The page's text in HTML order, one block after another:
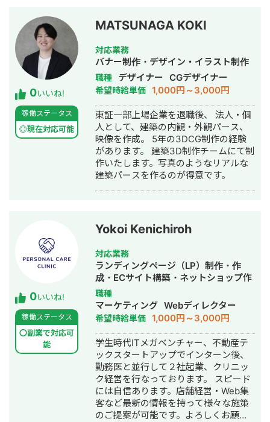
る編集力を磨いています。 ▷ 実績（一
部抜粋） ・AI活用により、SEO記事の
制作時間を1/3に短縮 ・WordPress入
稿作業80%削減 ・2社様のSEO記事作
成プロンプトを設計 ・運営ブログ：初
月CVR2.17%、現在も2%以上を維持中
・記事累計1,000本以上執筆 ・
TikTok280万再生のクリエイターとチ
ーム制作
0いいね!
稼働ステータス
◎現在対応可能
MATSUNAGA KOKI
対応業務
バナー制作・デザイン・イラスト制作
職種 デザイナー CGデザイナー
希望時給単価 1,000円～3,000円
東証一部上場企業を退職後、 法人・個
人として、建築の内観・外観パース、
映像を作成。 5年の3DCG制作の経験
があります。 建築3D制作チームにて制
作いたします。写真のようなリアルな
建築パースを作るのが得意です。
0いいね!
稼働ステータス
〇副業で対応可
能
Yokoi Kenichiroh
対応業務
ランディングページ（LP）制作・作
成・ECサイト構築・ネットショップ作
成代行・新規事業立上・バナー制作・
デザイン・ロゴデザイン・作成・イラ
スト制作・リスティング広告運用代
行・営業代行
職種
マーケティング Webディレクター
希望時給単価 1,000円～3,000円
学生時代ITメガベンチャー、不動産テ
ックスタートアップでインターン後、
勤務医と並行して２社起業、クリニッ
ク経営を行なっております。 スピード
には自信あります。店舗経営・Web集
客など最新の情報を持って様々な施策
のご提案が可能です。よろしくお願い